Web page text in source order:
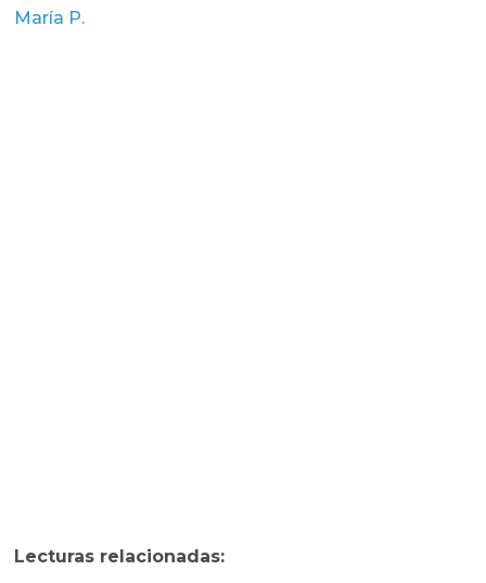
María P.
Lecturas relacionadas: